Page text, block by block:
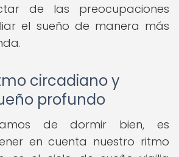
de las preocupaciones
el sueño de manera más
circadiano y
profundo
de dormir bien, es
en cuenta nuestro ritmo